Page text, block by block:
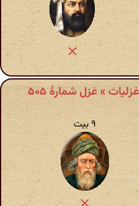
» غزل شمارهٔ ۵۰۵
۹ بیت